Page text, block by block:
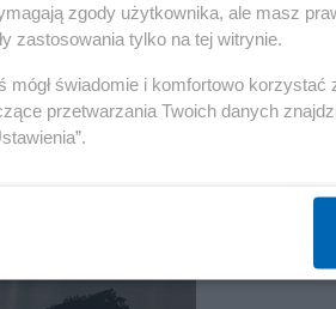
zgody użytkownika, ale masz
zastosowania tylko na tej witrynie.
świadomie i komfortowo
przetwarzania Twoich danych